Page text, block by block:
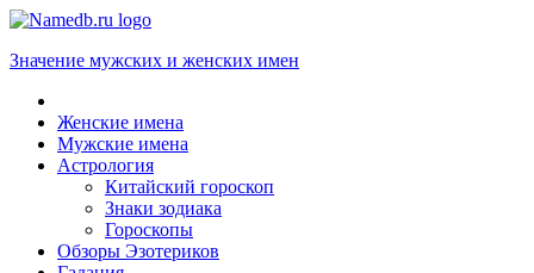
Значение мужских и женских имен
Женские имена
Мужские имена
Астрология
Китайский гороскоп
Знаки зодиака
Гороскопы
Обзоры Эзотериков